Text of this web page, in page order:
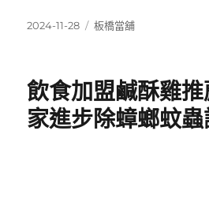
發
2024-11-28
分
板橋當舖
飲食加盟鹹酥雞
家進步除蟑螂蚊